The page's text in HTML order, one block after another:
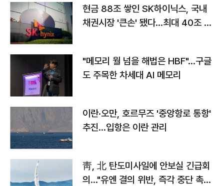
현금 88조 쌓인 SK하이닉스, 국내
채권시장 '큰손' 됐다…최대 40조 투
"메모리 월 넘을 해법은 HBF"…구글
도 주목한 차세대 AI 메모리
이란·오만, 호르무즈 '중앙항로 통항'
추진…입항은 이란 관리
靑, 北 탄도미사일에 안보실 긴급회
의…"유엔 결의 위반, 즉각 중단 촉